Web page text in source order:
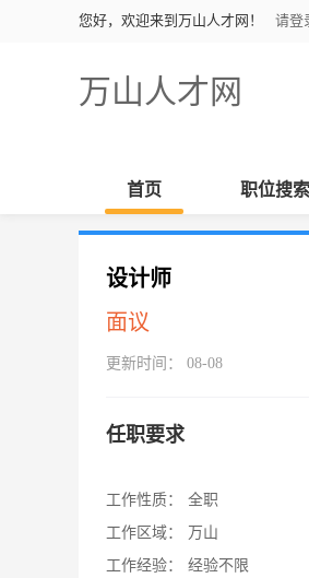
您好，欢迎来到万山人才网！ 请登
万山人才网
首页 职位搜索
设计师
面议
更新时间： 08-08
任职要求
工作性质：
全职
工作区域：
万山
工作经验：
经验不限